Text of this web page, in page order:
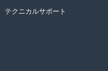
テクニカルサポート